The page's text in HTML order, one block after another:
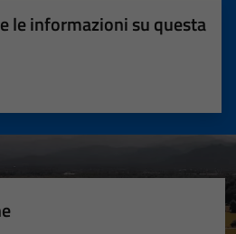
le informazioni su questa
stelle su 5
su 5
5